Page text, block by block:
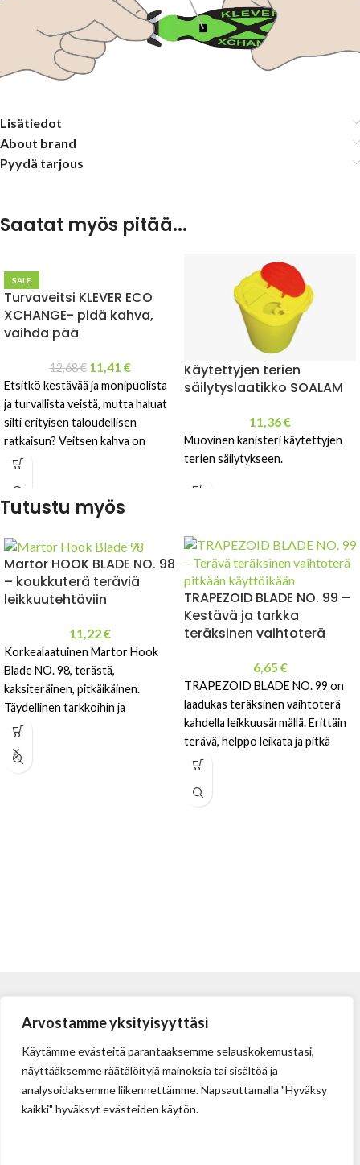
Arvostamme yksityisyyttäsi
Käytämme evästeitä parantaaksemme selauskokemustasi,
näyttääksemme räätälöityjä mainoksia tai sisältöä ja
analysoidaksemme liikennettämme. Napsauttamalla "Hyväksy
kaikki" hyväksyt evästeiden käytön.
Lisätiedot
About brand
Pyydä tarjous
Saatat myös pitää...
SALE
Turvaveitsi KLEVER ECO
XCHANGE- pidä kahva,
vaihda pää
12,68€ 11,41 €
Etsitkö kestävää ja monipuolista
ja turvallista veistä, mutta haluat
silti erityisen taloudellisen
ratkaisun? Veitsen kahva on
valmistettu 100% kierrätetystä
Käytettyjen terien
säilytyslaatikko SOALAM
11,36€
Muovinen kanisteri käytettyjen
terien säilytykseen.
Tutustu myös
Martor HOOK BLADE NO. 98
– koukkuterä teräviä
leikkuutehtäviin
11,22€
Korkealaatuinen Martor Hook
Blade NO. 98, terästä,
kaksiteräinen, pitkäikäinen.
Täydellinen tarkkoihin ja
turvallisiin leikkuutehtäviin.
Paksuus: 0,63 mm
TRAPEZOID BLADE NO. 99 –
Kestävä ja tarkka
teräksinen vaihtoterä
6,65 €
TRAPEZOID BLADE NO. 99 on
laadukas teräksinen vaihtoterä
kahdella leikkuusärmällä. Erittäin
terävä, helppo leikata ja pitkä
käyttöikä. 60,0 mm pituus, 19 mm
Tehdas